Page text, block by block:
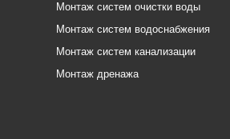
Монтаж систем очистки воды
Монтаж систем водоснабжения
Монтаж систем канализации
Монтаж дренажа